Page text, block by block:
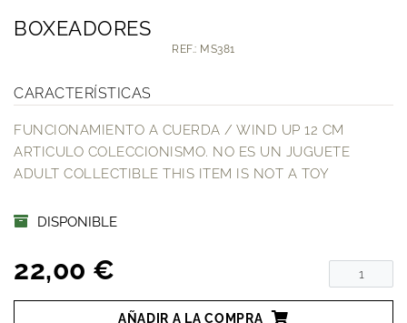
BOXEADORES
REF.: MS381
CARACTERÍSTICAS
FUNCIONAMIENTO A CUERDA / WIND UP 12 CM
ARTICULO COLECCIONISMO. NO ES UN JUGUETE
ADULT COLLECTIBLE THIS ITEM IS NOT A TOY
DISPONIBLE
22,00 €
AÑADIR A LA COMPRA